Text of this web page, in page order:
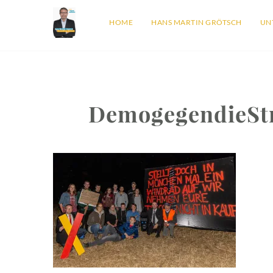
HOME HANS MARTIN GRÖTSCH